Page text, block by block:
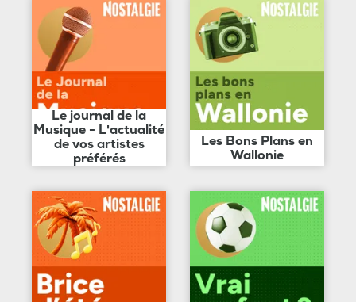
Le journal de la
Musique - L'actualité
de vos artistes
préférés
Les Bons Plans en
Wallonie